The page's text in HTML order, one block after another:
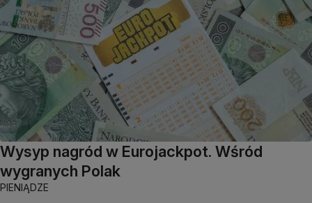
Wysyp nagród w Eurojackpot. Wśród
wygranych Polak
PIENIĄDZE